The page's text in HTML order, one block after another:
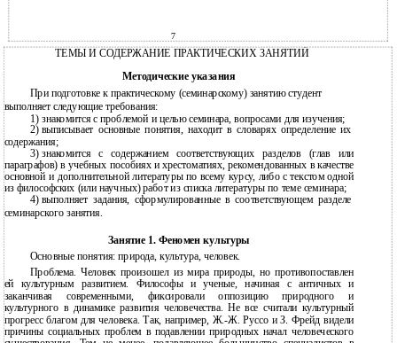
7
ТЕМЫ И СОДЕРЖАНИЕ ПРАКТИЧЕСКИХ ЗАНЯТИЙ
Методические указания
При подготовке к практическому (семинарскому) занятию студент
выполняет следующие требования:
1) знакомится с проблемой и целью семинара, вопросами для изучения;
2) выписывает основные понятия, находит в словарях определение их
содержания;
3) знакомится с содержанием соответствующих разделов (глав или
параграфов) в учебных пособиях и хрестоматиях, рекомендованных в качестве
основной и дополнительной литературы по всему курсу, либо с текстом одной
из философских (или научных) работ из списка литературы по теме семинара;
4) выполняет задания, сформулированные в соответствующем разделе
семинарского занятия.
Занятие 1. Феномен культуры
Основные понятия: природа, культура, человек.
Проблема. Человек произошел из мира природы, но противопоставлен
ей культурным развитием. Философы и ученые, начиная с античных и
заканчивая современными, фиксировали оппозицию природного и
культурного в динамике развития человечества. Не все считали культурный
прогресс благом для человека. Так, например, Ж.-Ж. Руссо и З. Фрейд видели
причины социальных проблем в подавлении природных начал человеческого